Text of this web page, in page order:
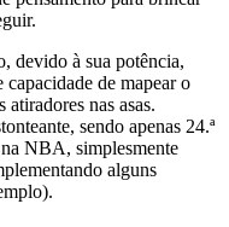
devido à sua potência,
de mapear o
nas asas.
sendo apenas 24.ª
NBA, simplesmente
alguns